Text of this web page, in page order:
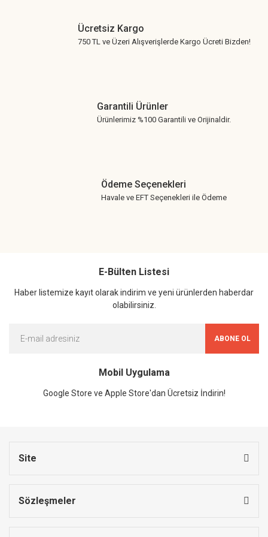
Ücretsiz Kargo
750 TL ve Üzeri Alışverişlerde Kargo Ücreti Bizden!
Garantili Ürünler
Ürünlerimiz %100 Garantili ve Orijinaldir.
Ödeme Seçenekleri
Havale ve EFT Seçenekleri ile Ödeme
E-Bülten Listesi
Haber listemize kayıt olarak indirim ve yeni ürünlerden haberdar
olabilirsiniz.
ABONE OL
Mobil Uygulama
Google Store ve Apple Store'dan Ücretsiz İndirin!
Site
Sözleşmeler